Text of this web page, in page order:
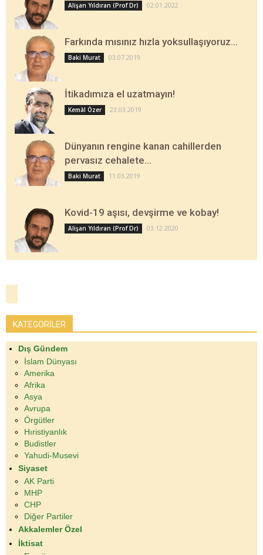
Alişan Yıldıran (Prof Dr) 02.01.2022
Farkında mısınız hızla yoksullaşıyoruz…
Baki Murat 03.07.2019
İtikadımıza el uzatmayın!
Kemâl Özer 23.03.2019
Dünyanın rengine kanan cahillerden
pervasız cehalete…
Baki Murat 11.03.2019
Kovid-19 aşısı, devşirme ve kobay!
Alişan Yıldıran (Prof Dr) 03.12.2020
KATEGORİLER
Dış Gündem
İslam Dünyası
Amerika
Afrika
Asya
Avrupa
Örgütler
Hıristiyanlık
Budistler
Yahudi-Musevi
Siyaset
AK Parti
MHP
CHP
Diğer Partiler
Akkalemler Özel
İktisat